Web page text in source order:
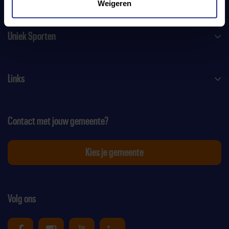
Weigeren
Uniek Sporten
Links
Volg ons
Contact met jouw gemeente?
Kies je gemeente